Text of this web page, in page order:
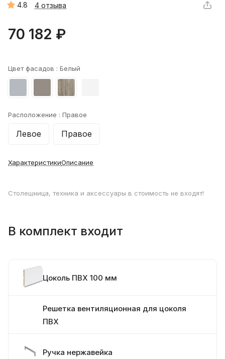
4.8 4 отзыва
70 182 ₽
Цвет фасадов : Белый
Расположение : Правое
Левое Правое
ХарактеристикиОписание
Столешница, техника и аксессуары в стоимость не входят!
В комплект входит
Цоколь ПВХ 100 мм
Решетка вентиляционная для цоколя
ПВХ
Ручка нержавейка